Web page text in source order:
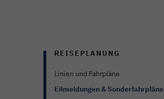
REISEPLANUNG
Linien und Fahrpläne
Eilmeldungen & Sonderfahrpläne